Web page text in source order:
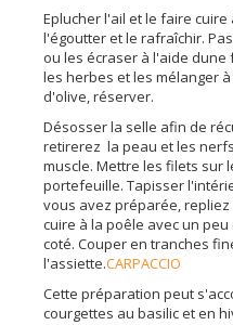
Eplucher l'ail et le faire
l'égoutter et le rafraîchir.
ou les écraser à l'aide
les herbes et les mélanger
d'olive, réserver.
Désosser la selle afin de
retirerez la peau et les
muscle. Mettre les filets sur
portefeuille. Tapisser
vous avez préparée,
cuire à la poêle avec un
coté. Couper en tranches
l'assiette.CARPACCIO
Cette préparation peut
courgettes au basilic et en